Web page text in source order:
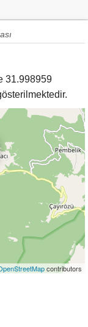
31.998959
contributors